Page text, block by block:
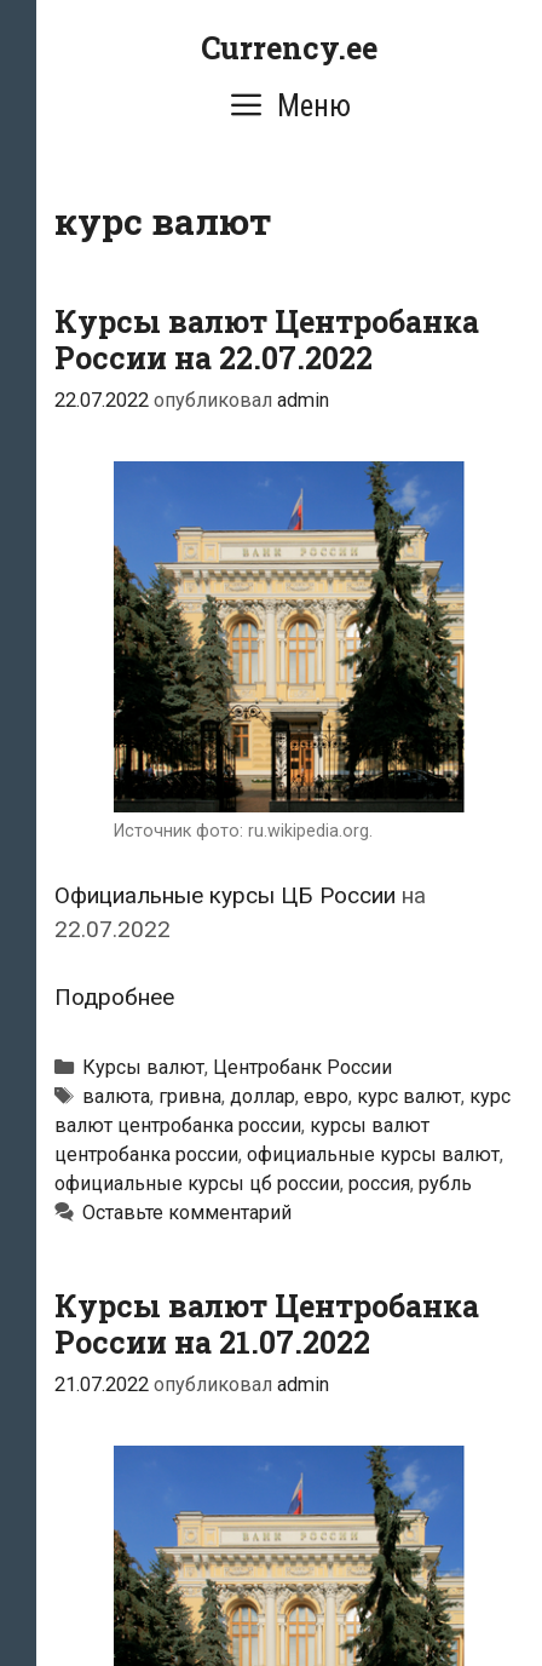
Currency.ee
Меню
курс валют
Курсы валют Центробанка
России на 22.07.2022
22.07.2022 опубликовал admin
Источник фото: ru.wikipedia.org.
Официальные курсы ЦБ России на
22.07.2022
ПодробнееКурсы
Центробанка
России
на
22.07.2022
Рубрики
Курсы валют, Центробанк России
Тэги
валюта, гривна, доллар, евро, курс валют, курс
валют центробанка россии, курсы валют
центробанка россии, официальные курсы валют,
официальные курсы цб россии, россия, рубль
Оставьте комментарий
Курсы валют Центробанка
России на 21.07.2022
21.07.2022 опубликовал admin